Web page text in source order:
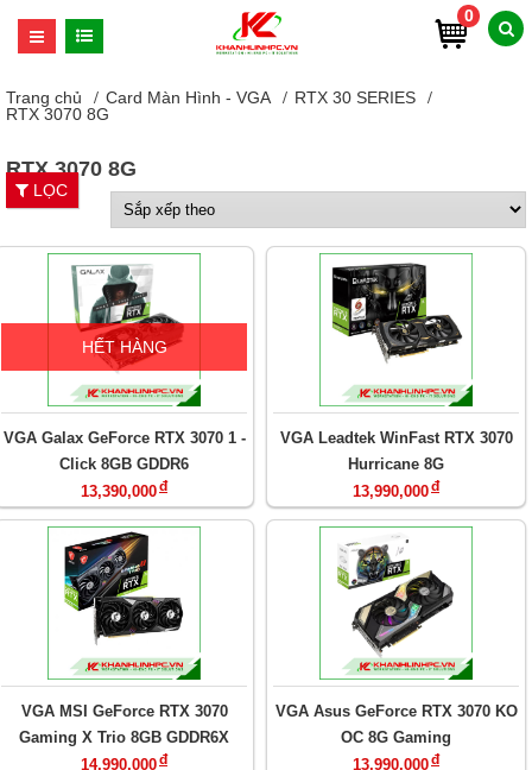
0
Trang chủ Card Màn Hình - VGA
RTX 30 SERIES
RTX 3070 8G
RTX 3070 8G
LỌC
HẾT HÀNG
VGA Galax GeForce RTX 3070 1 -
Click 8GB GDDR6
13,390,000đ
VGA Leadtek WinFast RTX 3070
Hurricane 8G
13,990,000đ
VGA MSI GeForce RTX 3070
Gaming X Trio 8GB GDDR6X
14,990,000đ
VGA Asus GeForce RTX 3070 KO
OC 8G Gaming
13,990,000đ